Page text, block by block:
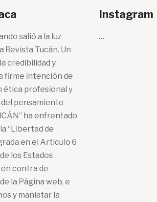
salió a la luz
Revista Tucán. Un
credibilidad y
firme intención de
ética profesional y
pensamiento
ha enfrentado
“Libertad de
en el Articulo 6
los Estados
contra de
la Página web, e
y maniatar la
Instagram
…